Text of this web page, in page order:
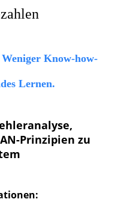
Know-how-
Lernen.
Prinzipien zu